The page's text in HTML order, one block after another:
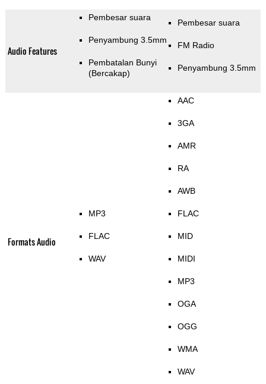
Audio Features
Pembesar suara
Penyambung 3.5mm
Pembatalan Bunyi
(Bercakap)
Pembesar suara
FM Radio
Penyambung 3.5mm
Formats Audio
MP3
FLAC
WAV
AAC
3GA
AMR
RA
AWB
FLAC
MID
MIDI
MP3
OGA
OGG
WMA
WAV